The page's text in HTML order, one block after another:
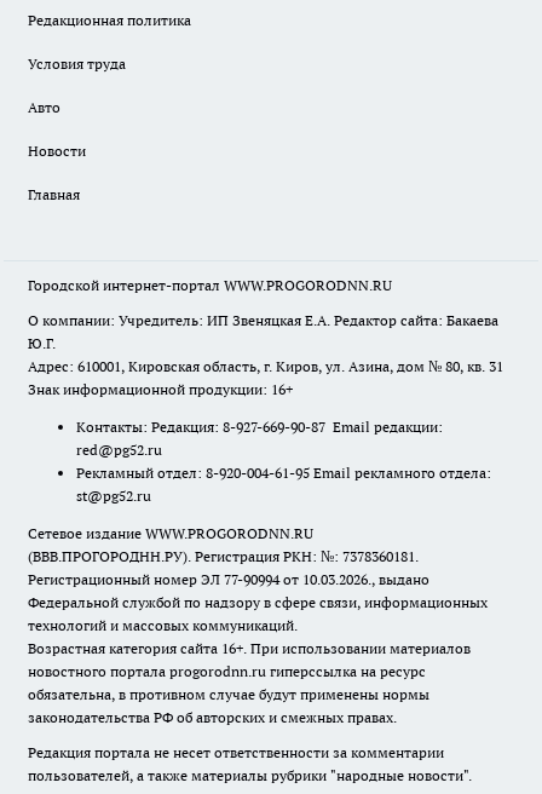
Редакционная политика
Условия труда
Авто
Новости
Главная
Городской интернет-портал WWW.PROGORODNN.RU
О компании: Учредитель: ИП Звеняцкая Е.А. Редактор сайта: Бакаева
Ю.Г.
Адрес: 610001, Кировская область, г. Киров, ул. Азина, дом № 80, кв. 31
Знак информационной продукции: 16+
Контакты: Редакция: 8-927-669-90-87 Email редакции:
red@pg52.ru
Рекламный отдел: 8-920-004-61-95 Email рекламного отдела:
st@pg52.ru
Сетевое издание WWW.PROGORODNN.RU
(ВВВ.ПРОГОРОДНН.РУ). Регистрация РКН: №: 7378360181.
Регистрационный номер ЭЛ 77-90994 от 10.03.2026., выдано
Федеральной службой по надзору в сфере связи, информационных
технологий и массовых коммуникаций.
Возрастная категория сайта 16+. При использовании материалов
новостного портала progorodnn.ru гиперссылка на ресурс
обязательна, в противном случае будут применены нормы
законодательства РФ об авторских и смежных правах.
Редакция портала не несет ответственности за комментарии
пользователей, а также материалы рубрики "народные новости".